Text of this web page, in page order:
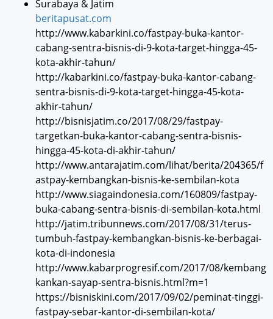
Surabaya & Jatim
beritapusat.com
http://www.kabarkini.co/fastpay-buka-kantor-
cabang-sentra-bisnis-di-9-kota-target-hingga-45-
kota-akhir-tahun/
http://kabarkini.co/fastpay-buka-kantor-cabang-
sentra-bisnis-di-9-kota-target-hingga-45-kota-
akhir-tahun/
http://bisnisjatim.co/2017/08/29/fastpay-
targetkan-buka-kantor-cabang-sentra-bisnis-
hingga-45-kota-di-akhir-tahun/
http://www.antarajatim.com/lihat/berita/204365/f
astpay-kembangkan-bisnis-ke-sembilan-kota
http://www.siagaindonesia.com/160809/fastpay-
buka-cabang-sentra-bisnis-di-sembilan-kota.html
http://jatim.tribunnews.com/2017/08/31/terus-
tumbuh-fastpay-kembangkan-bisnis-ke-berbagai-
kota-di-indonesia
http://www.kabarprogresif.com/2017/08/kembang
kankan-sayap-sentra-bisnis.html?m=1
https://bisniskini.com/2017/09/02/peminat-tinggi-
fastpay-sebar-kantor-di-sembilan-kota/